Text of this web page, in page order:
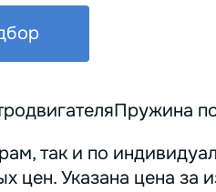
так и по
цен. Указана цена за